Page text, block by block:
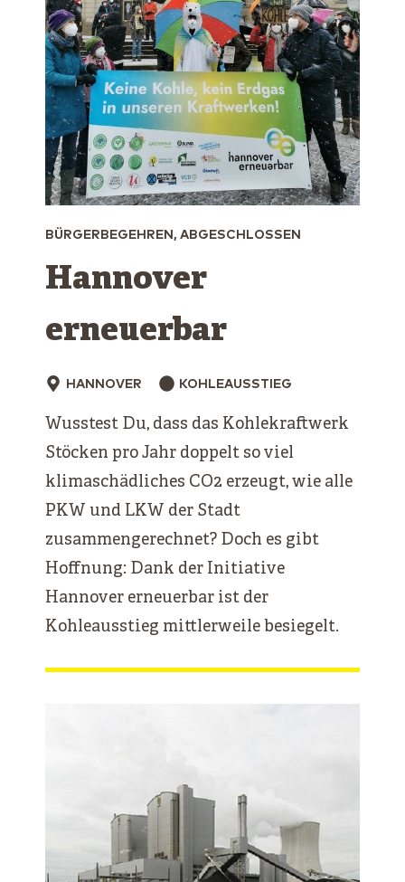
BÜRGERBEGEHREN, ABGESCHLOSSEN
Hannover
erneuerbar
HANNOVER KOHLEAUSSTIEG
Wusstest Du, dass das Kohlekraftwerk
Stöcken pro Jahr doppelt so viel
klimaschädliches CO2 erzeugt, wie alle
PKW und LKW der Stadt
zusammengerechnet? Doch es gibt
Hoffnung: Dank der Initiative
Hannover erneuerbar ist der
Kohleausstieg mittlerweile besiegelt.